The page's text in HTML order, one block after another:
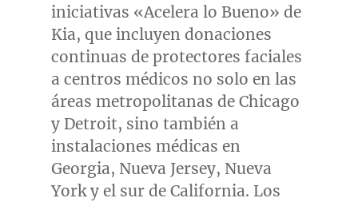
iniciativas «Acelera lo Bueno» de
Kia, que incluyen donaciones
continuas de protectores faciales
a centros médicos no solo en las
áreas metropolitanas de Chicago
y Detroit, sino también a
instalaciones médicas en
Georgia, Nueva Jersey, Nueva
Yorky el sur de California. Los